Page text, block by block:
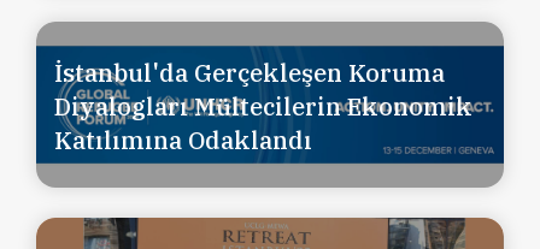
İstanbul'da Gerçekleşen Koruma
Diyalogları Mültecilerin Ekonomik
Katılımına Odaklandı